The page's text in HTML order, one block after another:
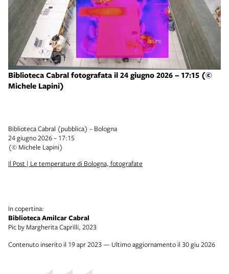
Biblioteca Cabral fotografata il 24 giugno 2026 – 17:15 (©
Michele Lapini)
Biblioteca Cabral (pubblica) – Bologna
24 giugno 2026 – 17:15
(© Michele Lapini)
Il Post | Le temperature di Bologna, fotografate
In copertina:
Biblioteca Amilcar Cabral
Pic by Margherita Caprilli, 2023
Contenuto inserito il 19 apr 2023 — Ultimo aggiornamento il 30 giu 2026